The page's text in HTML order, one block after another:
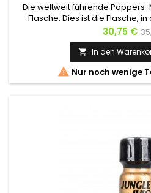
Die weltweit führende
Flasche. Dies ist die Flasche,
Poppers Rush am günstigsten ist.
verschwunden, das Gelb des
Referenzmarke bestehen.
gute anale Entspannung und um
Preis
30,75 €
 In den
 Nur noch wenige